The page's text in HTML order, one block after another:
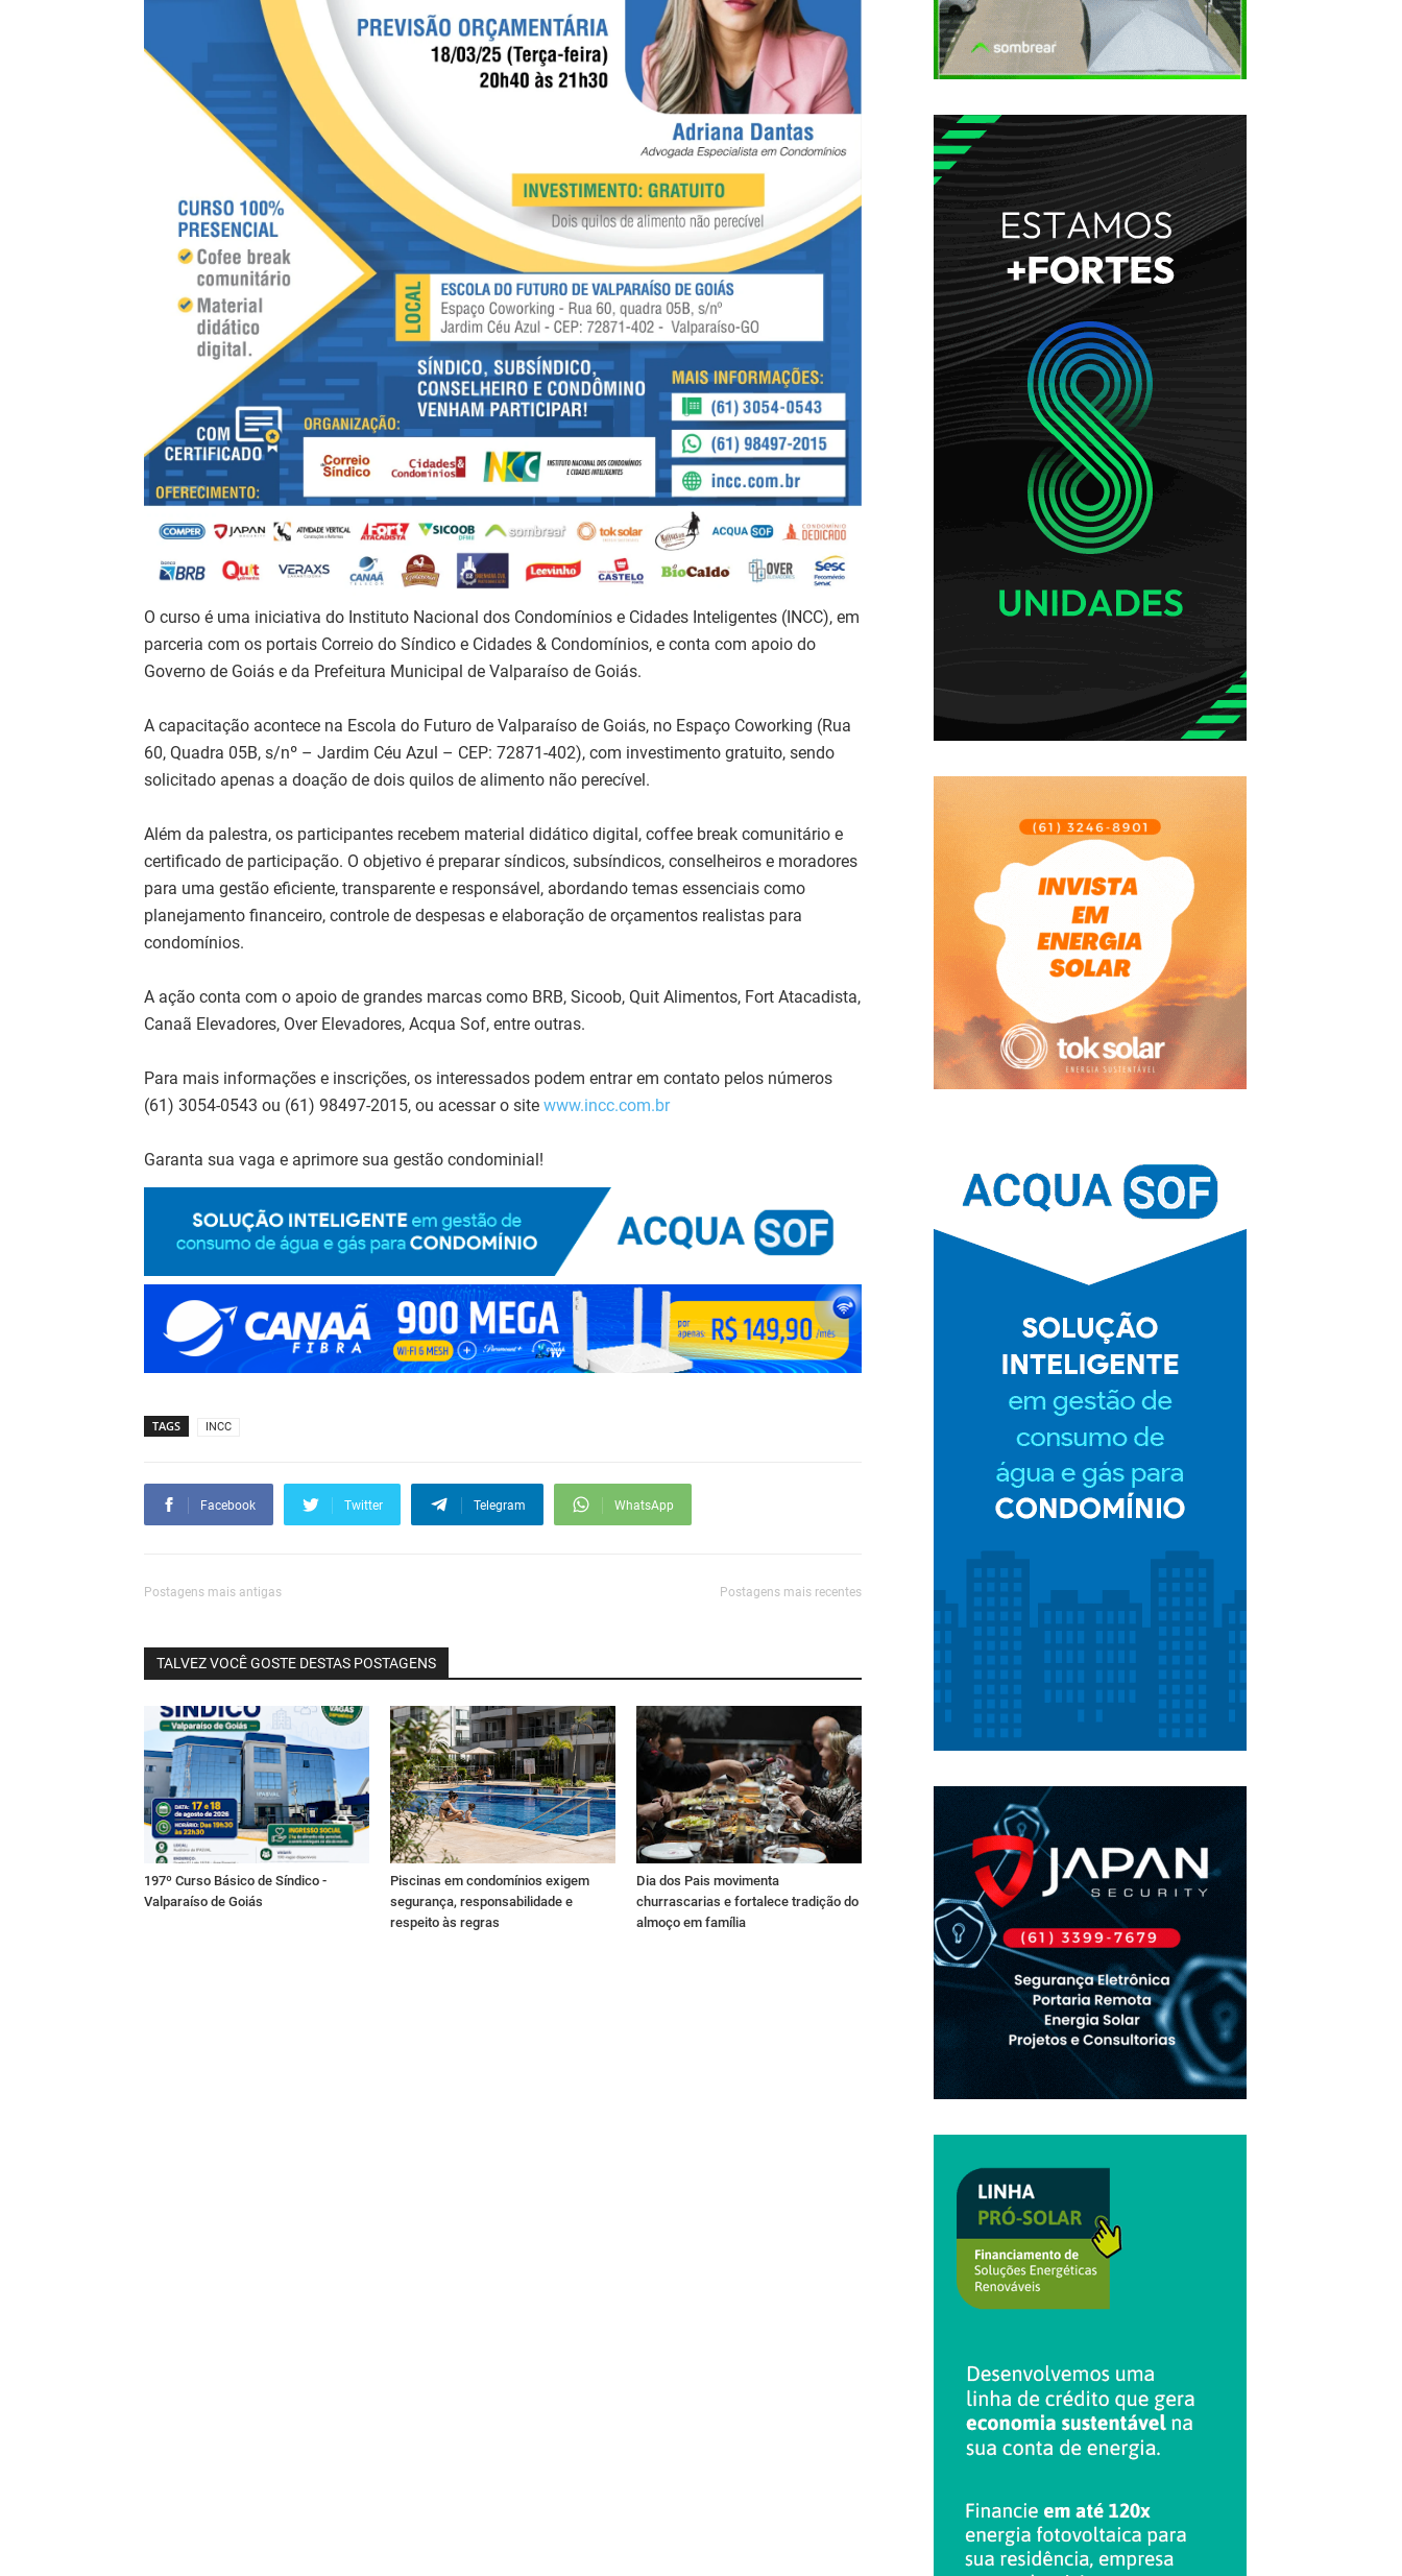
O curso é uma iniciativa do Instituto Nacional dos Condomínios e Cidades Inteligentes (INCC), em
parceria com os portais Correio do Síndico e Cidades & Condomínios, e conta com apoio do
Governo de Goiás e da Prefeitura Municipal de Valparaíso de Goiás.
A capacitação acontece na Escola do Futuro de Valparaíso de Goiás, no Espaço Coworking (Rua
60, Quadra 05B, s/nº – Jardim Céu Azul – CEP: 72871-402), com investimento gratuito, sendo
solicitado apenas a doação de dois quilos de alimento não perecível.
Além da palestra, os participantes recebem material didático digital, coffee break comunitário e
certificado de participação. O objetivo é preparar síndicos, subsíndicos, conselheiros e moradores
para uma gestão eficiente, transparente e responsável, abordando temas essenciais como
planejamento financeiro, controle de despesas e elaboração de orçamentos realistas para
condomínios.
A ação conta com o apoio de grandes marcas como BRB, Sicoob, Quit Alimentos, Fort Atacadista,
Canaã Elevadores, Over Elevadores, Acqua Sof, entre outras.
Para mais informações e inscrições, os interessados podem entrar em contato pelos números
(61) 3054-0543 ou (61) 98497-2015, ou acessar o site www.incc.com.br
Garanta sua vaga e aprimore sua gestão condominial!
TAGS INCC
Facebook Twitter Telegram WhatsApp
Postagens mais antigas Postagens mais recentes
TALVEZ VOCÊ GOSTE DESTAS POSTAGENS
197º Curso Básico de Síndico -
Valparaíso de Goiás
Piscinas em condomínios exigem
segurança, responsabilidade e
respeito às regras
Dia dos Pais movimenta
churrascarias e fortalece tradição do
almoço em família